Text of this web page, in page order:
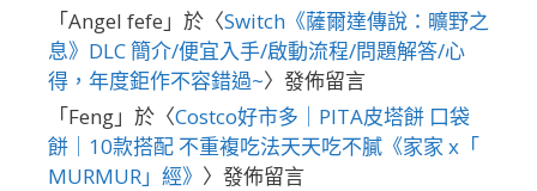
「Angel fefe 」於〈Switch《薩爾達傳說：曠野之
息》DLC 簡介/便宜入手/啟動流程/問題解答/心
得，年度鉅作不容錯過~〉發佈留言
「Feng」於〈Costco好市多｜PITA皮塔餅 口袋
餅｜10款搭配 不重複吃法天天吃不膩《家家 x「
MURMUR」經》 〉發佈留言